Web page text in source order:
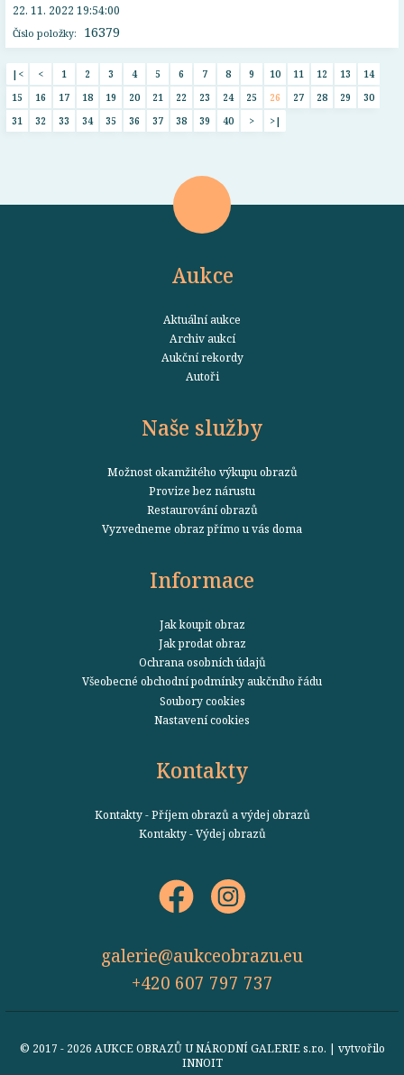
Číslo položky: 16379
22. 11. 2022 19:54:00
|< < 1 2 3 4 5 6 7 8 9 10 11 12 13
14
15
16 17 18 19 20 21 22 23 24 25 26 27 28 29
30
31
32 33 34 35 36 37 38 39 40 > >|
Aukce
Aktuální aukce
Archiv aukcí
Aukční rekordy
Autoři
Naše služby
Možnost okamžitého výkupu obrazů
Provize bez nárustu
Restaurování obrazů
Vyzvedneme obraz přímo u vás doma
Informace
Jak koupit obraz
Jak prodat obraz
Ochrana osobních údajů
Všeobecné obchodní podmínky aukčního řádu
Soubory cookies
Nastavení cookies
Kontakty
Kontakty - Příjem obrazů a výdej obrazů
Kontakty - Výdej obrazů
galerie@aukceobrazu.eu
+420 607 797 737
© 2017 - 2026 AUKCE OBRAZŮ U NÁRODNÍ GALERIE s.r.o. | vytvořilo
INNOIT